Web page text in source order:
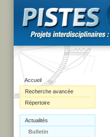
Accueil
Recherche avancée
Répertoire
Actualités
Bulletin